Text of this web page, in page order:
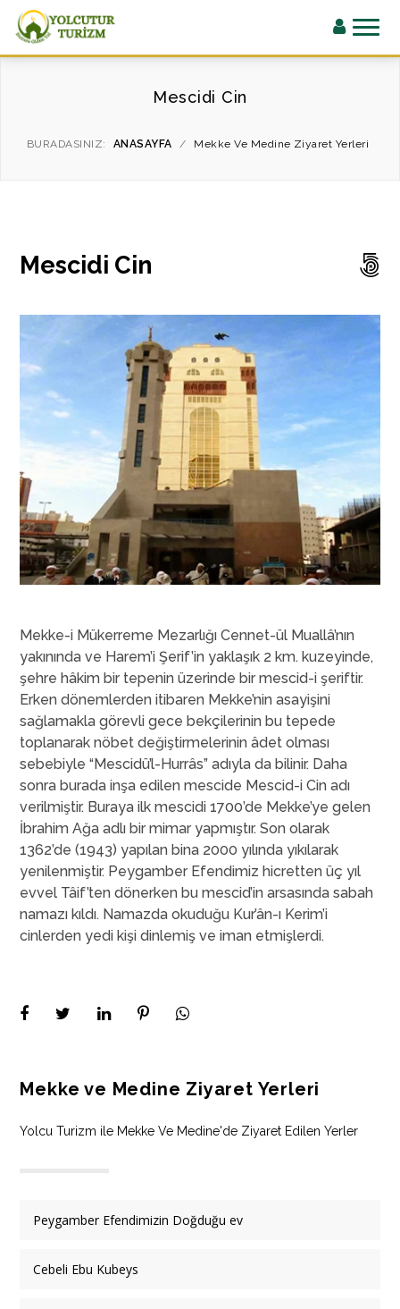
Mescidi Cin
BURADASINIZ: ANASAYFA / Mekke Ve Medine Ziyaret Yerleri
Mescidi Cin
Mekke-i Mükerreme Mezarlığı Cennet-ül Muallâ’nın
yakınında ve Harem’i Şerif’in yaklaşık 2 km. kuzeyinde,
şehre hâkim bir tepenin üzerinde bir mescid-i şeriftir.
Erken dönemlerden itibaren Mekke’nin asayişini
sağlamakla görevli gece bekçilerinin bu tepede
toplanarak nöbet değiştirmelerinin âdet olması
sebebiyle “Mescidü’l-Hurrâs” adıyla da bilinir. Daha
sonra burada inşa edilen mescide Mescid-i Cin adı
verilmiştir. Buraya ilk mescidi 1700’de Mekke’ye gelen
İbrahim Ağa adlı bir mimar yapmıştır. Son olarak
1362’de (1943) yapılan bina 2000 yılında yıkılarak
yenilenmiştir. Peygamber Efendimiz hicretten üç yıl
evvel Tâif’ten dönerken bu mescid’in arsasında sabah
namazı kıldı. Namazda okuduğu Kur’ân-ı Kerim’i
cinlerden yedi kişi dinlemiş ve iman etmişlerdi.
Mekke ve Medine Ziyaret Yerleri
Yolcu Turizm ile Mekke Ve Medine'de Ziyaret Edilen Yerler
Peygamber Efendimizin Doğduğu ev
Cebeli Ebu Kubeys